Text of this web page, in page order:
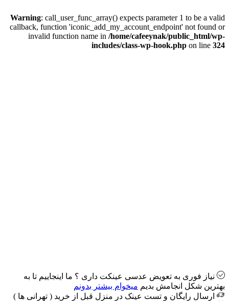
Warning: call_user_func_array() expects parameter 1 to be a valid
callback, function 'iconic_add_my_account_endpoint' not found or
invalid function name in /home/cafeeynak/public_html/wp-
includes/class-wp-hook.php on line 324
نیاز فوری به تعویض عدسی عینکت داری ؟ ما اینجاییم تا به
بهترین شکل انجامش بدیم میخوام بیشتر بدونم
ارسال رایگان و تست عینک در منزل قبل از خرید ( تهرانی ها )